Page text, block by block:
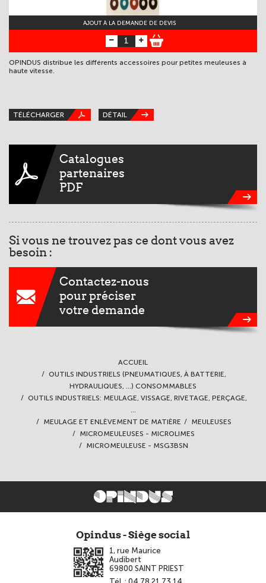
AJOUT À LA DEMANDE DE DEVIS
OPINDUS distribue les différents accessoires pour petites meuleuses à
haute vitesse.
TÉLÉCHARGER DÉTAIL
Catalogues
partenaires
PDF
Si vous ne trouvez pas ce dont vous avez
besoin :
Contactez-nous
pour préciser
votre demande
ACCUEIL
OUTILS INDUSTRIELS (PNEUMATIQUES, À BATTERIE,
HYDRAULIQUES, ...) CONSOMMABLES
OUTILS INDUSTRIELS: MEULAGE, VISSAGE, RIVETAGE, PERÇAGE,
...
MEULAGE ET ENLÈVEMENT DE MATIÈRE
MEULEUSES
MICROMEULEUSES - MICROLIMES
MICROMEULEUSE - MSG3BSN
Opindus - Siège social
1, rue Maurice
Audibert
69800 SAINT PRIEST